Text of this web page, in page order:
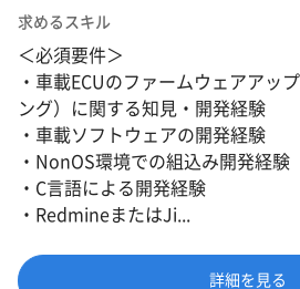
求めるスキル
＜必須要件＞
・車載ECUのファームウェアアッ
ング）に関する知見・開発経験
・車載ソフトウェアの開発経験
・NonOS環境での組込み開発経験
・C言語による開発経験
・RedmineまたはJi...
詳細を見る